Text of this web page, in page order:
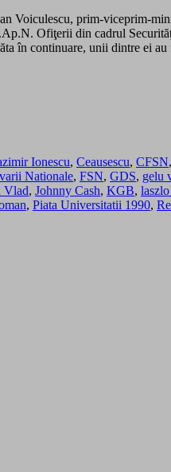
Voiculescu, prim-viceprim-
Ofiţerii din cadrul
în continuare, unii dintre ei
Ionescu, Ceausescu, CFSN,
Nationale, FSN, GDS, gelu
Vlad, Johnny Cash, KGB,
, Piata Universitatii 1990,